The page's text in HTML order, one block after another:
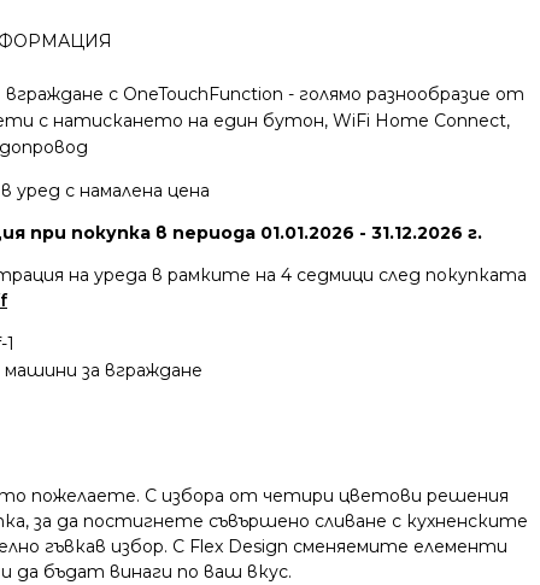
с OneTouchFunction - голямо разнообразие от
с натискането на един бутон, WiFi Home Connect,
уред с намалена цена
при покупка в периода 01.01.2026 - 31.12.2026 г.
на уреда в рамките на 4 седмици след покупката
за вграждане
пожелаете. С избора от четири цветови решения
за да постигнете съвършено сливане с кухненските
гъвкав избор. С Flex Design сменяемите елементи
да бъдат винаги по ваш вкус.